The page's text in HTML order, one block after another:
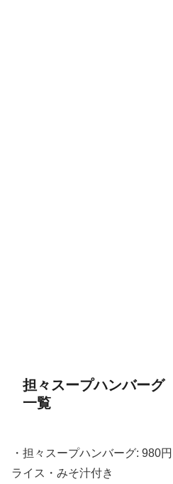
担々スープハンバー
一覧
・担々スープハンバーグ: 980円
ライス・みそ汁付き